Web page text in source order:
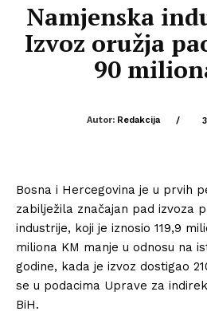
Namjenska
Izvoz oružja
90
Autor: Redakcija /
Bosna i Hercegovina je u prvih
zabilježila značajan pad izvoza
industrije, koji je iznosio 119,9
miliona KM manje u odnosu na
godine, kada je izvoz dostigao
se u podacima Uprave za
BiH.